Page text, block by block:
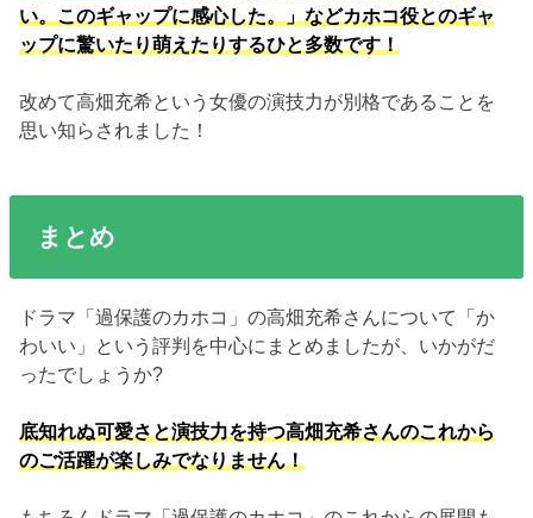
い。このギャップに感心した。」などカホコ役とのギャ
ップに驚いたり萌えたりするひと多数です！
改めて高畑充希という女優の演技力が別格であることを
思い知らされました！
まとめ
ドラマ「過保護のカホコ」の高畑充希さんについて「か
わいい」という評判を中心にまとめましたが、いかがだ
ったでしょうか?
底知れぬ可愛さと演技力を持つ高畑充希さんのこれから
のご活躍が楽しみでなりません！